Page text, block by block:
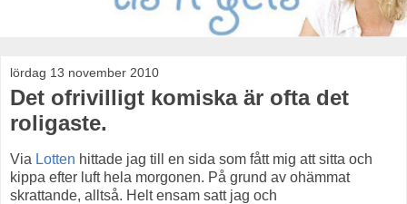
lördag 13 november 2010
Det ofrivilligt komiska är ofta det
roligaste.
Via Lotten hittade jag till en sida som fått mig att sitta och
kippa efter luft hela morgonen. På grund av ohämmat
skrattande, alltså. Helt ensam satt jag och